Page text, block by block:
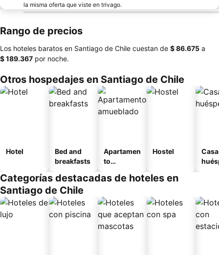
la misma oferta que viste en trivago.
Rango de precios
Los hoteles baratos en Santiago de Chile cuestan de ‎$ 86.675 a
‎$ 189.367 por noche.
Otros hospedajes en Santiago de Chile
Hotel
Bed and
breakfasts
Apartamen
to
o
Hostel
Categorías destacadas de hoteles en
Santiago de Chile